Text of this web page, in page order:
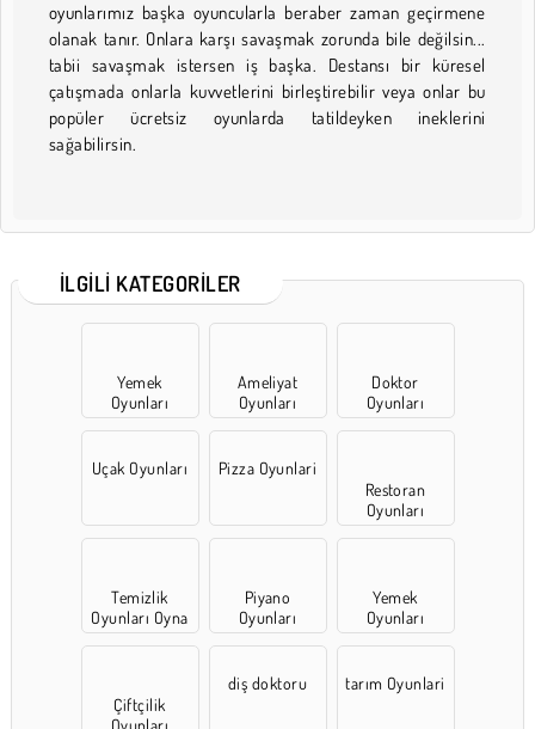
oyunlarımız başka oyuncularla beraber zaman geçirmene
olanak tanır. Onlara karşı savaşmak zorunda bile değilsin...
tabii savaşmak istersen iş başka. Destansı bir küresel
çatışmada onlarla kuvvetlerini birleştirebilir veya onlar bu
popüler ücretsiz oyunlarda tatildeyken ineklerini
sağabilirsin.
İLGILI KATEGORILER
Yemek
Oyunları
Ameliyat
Oyunları
Doktor
Oyunları
Uçak Oyunları
Pizza Oyunlari
Restoran
Oyunları
Temizlik
Oyunları Oyna
Piyano
Oyunları
Yemek
Oyunları
Çiftçilik
diş doktoru tarım Oyunlari